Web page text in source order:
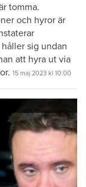
tomma.
och hyror är
sig undan
att hyra ut via
15 maj 2023 kl 10:00